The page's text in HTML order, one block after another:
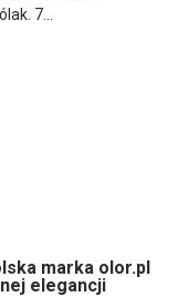
7...
marka olor.pl
elegancji